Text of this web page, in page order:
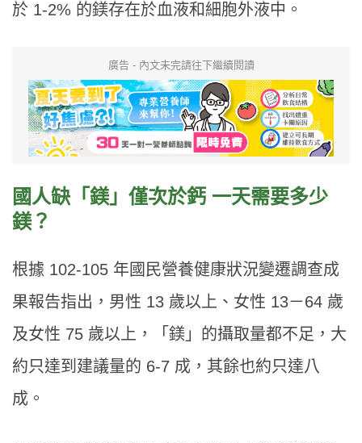
於 1-2% 的鎂存在於血液和細胞外液中。
廣告 - 內文未完請往下繼續閱讀
國人缺「鎂」僅次於鈣 一天需要多少
鎂？
根據 102-105 年國民營養健康狀況變遷調查成
果報告指出，男性 13 歲以上、女性 13－64 歲
及女性 75 歲以上，「鎂」的攝取量都不足，大
約只達到建議量的 6-7 成，其餘也約只達八
成。